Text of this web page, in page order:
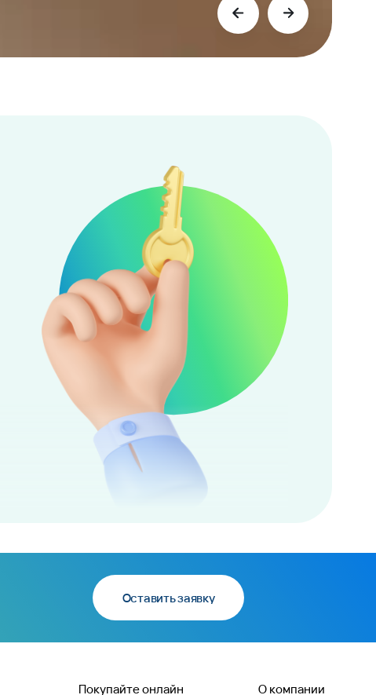
Оставить заявку
Покупайте онлайн О компании